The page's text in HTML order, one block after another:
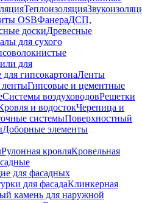
Теплоизоляция
OSBФанераДСП,
доскиДревесные
для сухого
для
гипсокартонаЛенты
лентыГипсовые и цементные
Системы воздуховодовРешетки
и водостокЧерепица и
системыПоверхностный
Доборные элементы
Рулонная кровляКровельная
для фасадных
для фасадаКлинкерная
камень для наружной